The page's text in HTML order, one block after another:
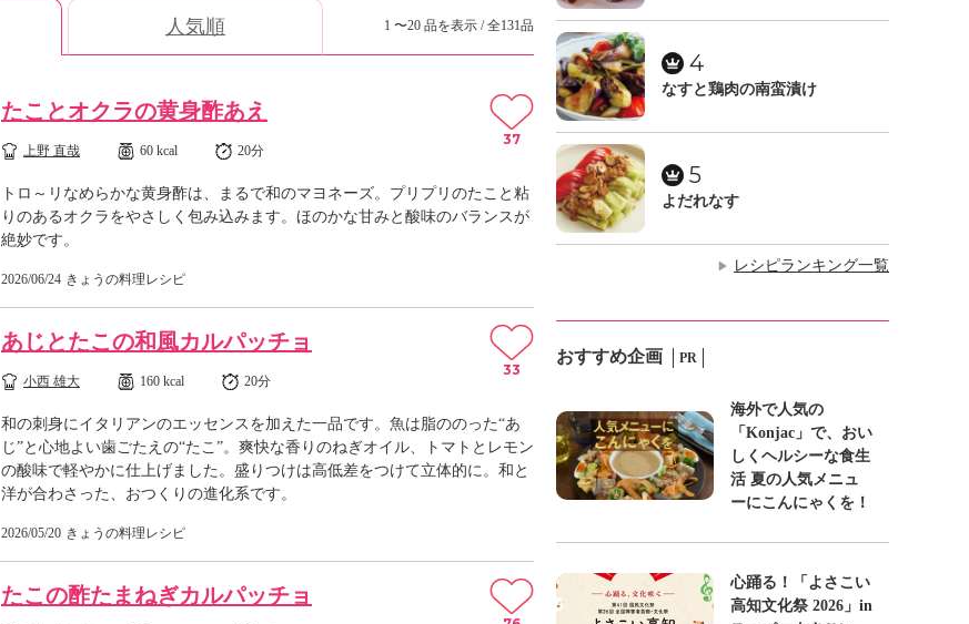
人気順 1 〜20 品を表示 / 全131品
たことオクラの黄身酢あえ
上野 直哉 60 kcal 20分
トロ～リなめらかな黄身酢は、まるで和のマヨネーズ。プリプリのたこと粘
りのあるオクラをやさしく包み込みます。ほのかな甘みと酸味のバランスが
絶妙です。
2026/06/24 きょうの料理レシピ
37
あじとたこの和風カルパッチョ
小西 雄大 160 kcal 20分
和の刺身にイタリアンのエッセンスを加えた一品です。魚は脂ののった“あ
じ”と心地よい歯ごたえの“たこ”。爽快な香りのねぎオイル、トマトとレモン
の酸味で軽やかに仕上げました。盛りつけは高低差をつけて立体的に。和と
洋が合わさった、おつくりの進化系です。
2026/05/20 きょうの料理レシピ
33
たこの酢たまねぎカルパッチョ
4
なすと鶏肉の南蛮漬け
5
よだれなす
▶ レシピランキング一覧
おすすめ企画 PR
海外で人気の
「Konjac」で、おい
しくヘルシーな食生
活 夏の人気メニュ
ーにこんにゃくを！
心踊る！「よさこい
高知文化祭 2026」in